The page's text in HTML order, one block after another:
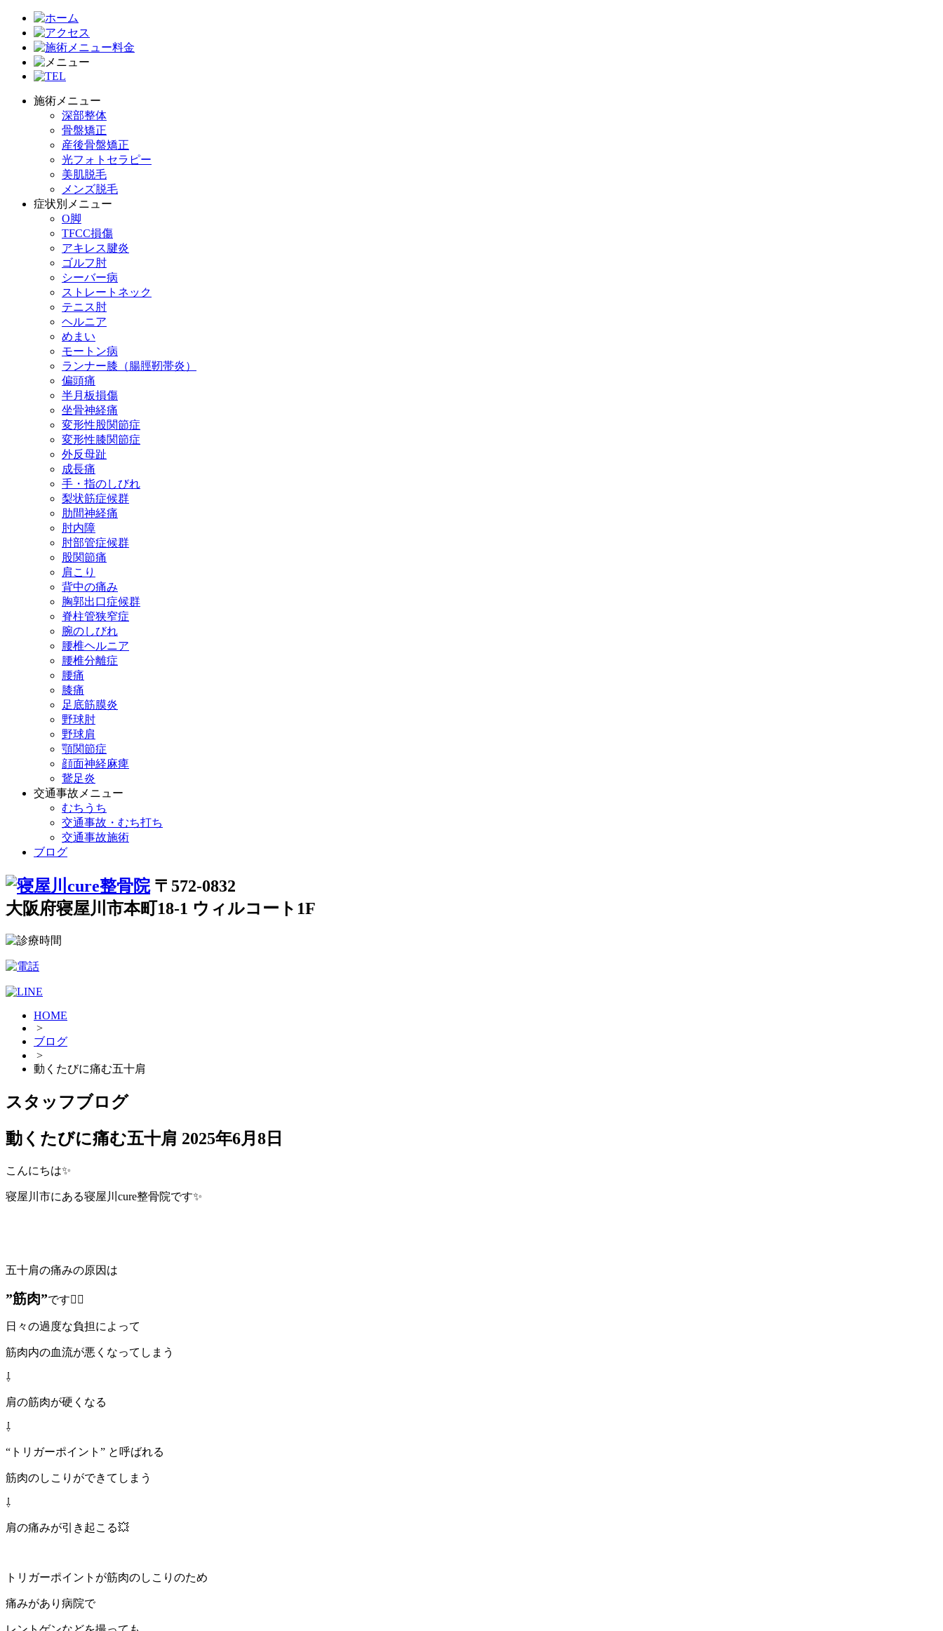
施術メニュー
深部整体
骨盤矯正
産後骨盤矯正
光フォトセラピー
美肌脱毛
メンズ脱毛
症状別メニュー
O脚
TFCC損傷
アキレス腱炎
ゴルフ肘
シーバー病
ストレートネック
テニス肘
ヘルニア
めまい
モートン病
ランナー膝（腸脛靭帯炎）
偏頭痛
半月板損傷
坐骨神経痛
変形性股関節症
変形性膝関節症
外反母趾
成長痛
手・指のしびれ
梨状筋症候群
肋間神経痛
肘内障
肘部管症候群
股関節痛
肩こり
背中の痛み
胸郭出口症候群
脊柱管狭窄症
腕のしびれ
腰椎ヘルニア
腰椎分離症
腰痛
膝痛
足底筋膜炎
野球肘
野球肩
顎関節症
顔面神経麻痺
鵞足炎
交通事故メニュー
むちうち
交通事故・むち打ち
交通事故施術
ブログ
〒572-0832
大阪府寝屋川市本町18-1 ウィルコート1F
HOME
>
ブログ
>
動くたびに痛む五十肩
スタッフブログ
動くたびに痛む五十肩 2025年6月8日
こんにちは✨
寝屋川市にある寝屋川cure整骨院です✨
五十肩の痛みの原因は
”筋肉”です☝🏻
日々の過度な負担によって
筋肉内の血流が悪くなってしまう
⇩
肩の筋肉が硬くなる
⇩
“トリガーポイント” と呼ばれる
筋肉のしこりができてしまう
⇩
肩の痛みが引き起こる💥
トリガーポイントが筋肉のしこりのため
痛みがあり病院で